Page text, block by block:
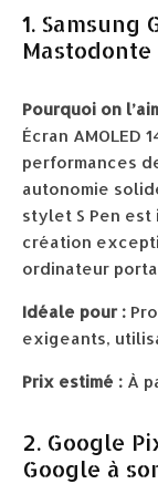
1. Samsung
Pourquoi on
Écran AMOLED
performances
autonomie
stylet S Pen
création
ordinateur
Idéale pour :
exigeants,
Prix estimé : À
2. Google
Google à